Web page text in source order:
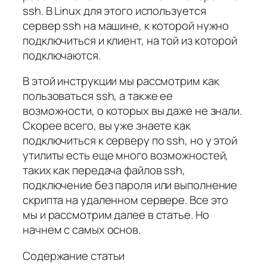
ssh. В Linux для этого используется
сервер ssh на машине, к которой нужно
подключиться и клиент, на той из которой
подключаются.
В этой инструкции мы рассмотрим как
пользоваться ssh, а также ее
возможности, о которых вы даже не знали.
Скорее всего, вы уже знаете как
подключиться к серверу по ssh, но у этой
утилиты есть еще много возможностей,
таких как передача файлов ssh,
подключение без пароля или выполнение
скрипта на удаленном сервере. Все это
мы и рассмотрим далее в статье. Но
начнем с самых основ.
Содержание статьи